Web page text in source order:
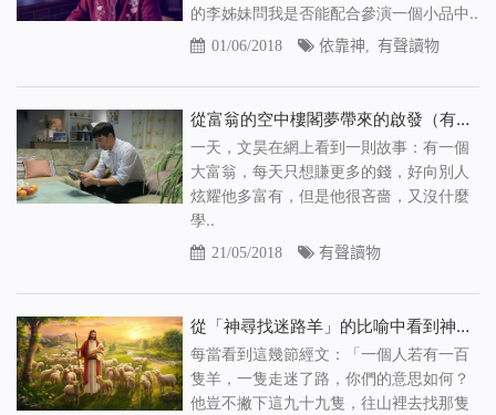
的李姊妹問我是否能配合參演一個小品中..
01/06/2018 依靠神 有聲讀物
從富翁的空中樓閣夢帶來的啟發（有聲讀物）
一天，文昊在網上看到一則故事：有一個
大富翁，每天只想賺更多的錢，好向別人
炫耀他多富有，但是他很吝嗇，又沒什麼
學..
21/05/2018 有聲讀物
從「神尋找迷路羊」的比喻中看到神對人類的愛惜（有聲讀物）
每當看到這幾節經文：「一個人若有一百
隻羊，一隻走迷了路，你們的意思如何？
他豈不撇下這九十九隻，往山裡去找那隻